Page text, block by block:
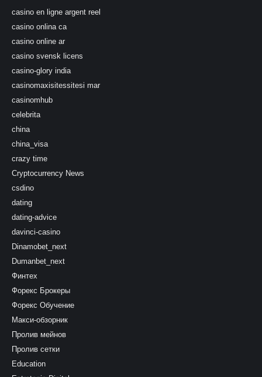
casino en ligne argent reel
casino onlina ca
casino online ar
casino svensk licens
casino-glory india
casinomaxisitessitesi mar
casinomhub
celebrita
china
china_visa
crazy time
Cryptocurrency News
csdino
dating
dating-advice
davinci-casino
Dinamobet_next
Dumanbet_next
Финтех
Форекс Брокеры
Форекс Обучение
Макси-обзорник
Пролив мейнов
Пролив сетки
Education